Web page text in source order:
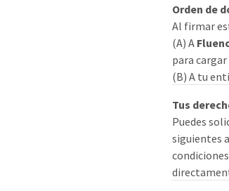
Orden de
Al firmar
(A) A
para
(B) A tu
Tus
Puedes
siguientes